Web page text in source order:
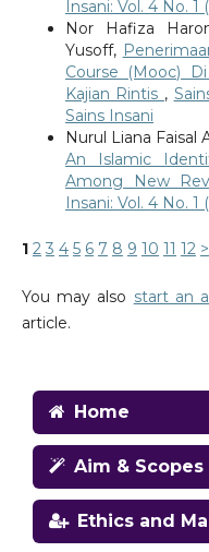
Insani: Vol. 4 No.
Nor Hafiza
Yusoff,
Course (Mooc)
Kajian Rintis ,
Sains Insani
Nurul Liana Faisal
An Islamic
Among New
Insani: Vol. 4 No. 1
1 2 3 4 5 6 7 8 9 10 11 12 >
You may also start an
article.
Home
Aim & Scopes
Ethics and